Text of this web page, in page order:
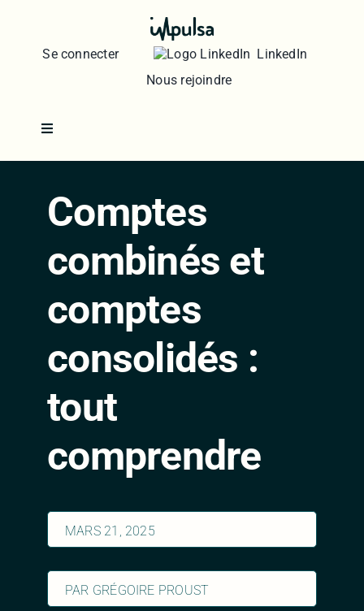
Se connecter
LinkedIn
Nous rejoindre
Toggle
Votre secteur
Le groupe
Comptes
combinés et
comptes
consolidés :
tout
comprendre
MARS 21, 2025
PAR GRÉGOIRE PROUST